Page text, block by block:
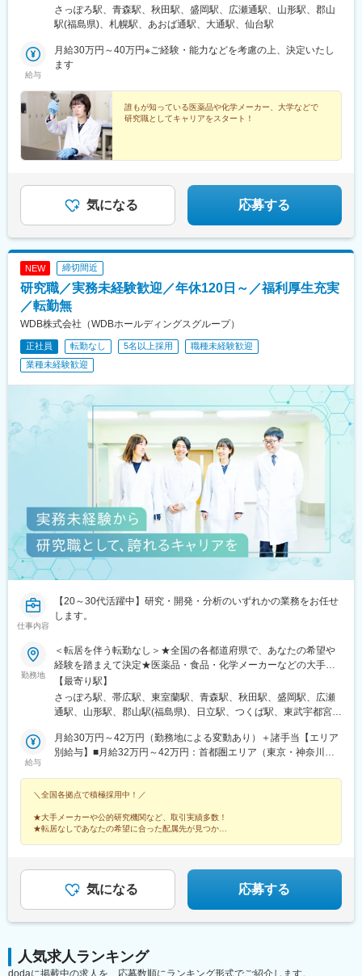
ただきます。◆あなたのご希望の職種、勤務地などをお伺いして
配属先を選定します。◆現住所、もしくはご希望の居住地から、
秋田県・岩手県・宮城県・山形県・福島県※自動車通勤OK※受動喫
煙対策：屋内禁煙
さっぽろ駅、青森駅、秋田駅、盛岡駅、広瀬通駅、山形駅、郡山
駅(福島県)、札幌駅、あおば通駅、大通駅、仙台駅
給与
月給30万円～40万円※ご経験・能力などを考慮の上、決定いたし
ます
誰もが知っている医薬品や化学メーカー、大学などで
研究職としてキャリアをスタート！
気になる 応募する
NEW 締切間近
研究職／実務未経験歓迎／年休120日～／福利厚生充実
／転勤無
WDB株式会社（WDBホールディングスグループ）
正社員 転勤なし 5名以上採用
職種未経験歓迎
業種未経験歓迎
仕事内容
【20～30代活躍中】研究・開発・分析のいずれかの業務をお任せ
します。
勤務地
＜転居を伴う転勤なし＞★全国の各都道府県で、あなたの希望や
経験を踏まえて決定★医薬品・食品・化学メーカーなどの大手企
業・地元優良企業や、有名大学、公的研究機関のラボで、ご希望
とご経験を踏まえ、ご活躍いただきます。◆あなたのご希望の職
種、勤務地などをお伺いして配属先を選定します。◆現住所、も
先＞北海道・東北・首都圏・北関東・東海・北信越・関西・中
国・四国・九州の各都道府県※受動喫煙対策：屋内禁煙※自動車通
【最寄り駅】
さっぽろ駅、帯広駅、東室蘭駅、青森駅、秋田駅、盛岡駅、広瀬
通駅、山形駅、郡山駅(福島県)、日立駅、つくば駅、東武宇都宮
成千葉駅、五井駅、根津駅、立川北駅、大手町駅(東京都)、町田
駅、京急川崎駅、桜木町駅、平塚駅、新潟駅、春日山駅、松本
多半田駅、新川駅(愛知県)、名古屋駅、あすなろう四日市駅、彦根
駅、草津駅(滋賀県)、烏丸駅、近鉄奈良駅、茨木駅、千里中央駅
(大阪モノレール)、大阪駅、堺東駅、和歌山駅、三田駅(兵庫県)、
三宮・花時計前駅、西神中央駅、明石駅、加古川駅、姫路駅、播
駅、徳山駅、宇部新川駅、堀詰駅、徳島駅、片原町駅(香川県)、新
居浜駅、大街道駅、小倉駅(福岡県)、天神駅、大分駅、桜町駅(長
崎県)、熊本城・市役所前駅、宮崎駅、鹿児島中央駅前駅、県庁前
駅、新豊田駅、半田駅、札木駅、近鉄名古屋駅、近鉄四日市駅、
四条駅(京都市営)、奈良駅、千里中央駅(北大阪急行)、西梅田駅、
給与
月給30万円～42万円（勤務地による変動あり）＋諸手当【エリア
別給与】■月給32万円～42万円：首都圏エリア（東京・神奈川・
リア（大阪府・京都府・兵庫・奈良・滋賀・和歌山）■月給31万
円～41万円：北関東エリア（茨城・群馬・栃木）、北信越エリア
円：北海道・東北エリア（北海道・青森・秋田・岩手・宮城・山
本・大分・佐賀・宮崎・鹿児島・沖縄）※ご経験・能力などを考慮
の上、決定いたします。
＼全国各拠点で積極採用中！／
★大手メーカーや公的研究機関など、取引実績多数！
★転居なしであなたの希望に合った配属先が見つかる
気になる 応募する
人気求人ランキング
dodaに掲載中の求人を、応募数順にランキング形式でご紹介します。